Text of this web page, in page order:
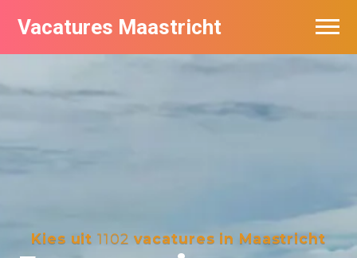
Vacatures Maastricht
Kies uit1102 vacatures in Maastricht
Vacatures per bedrijf in Maastricht
De populairste vacatures in Maastricht